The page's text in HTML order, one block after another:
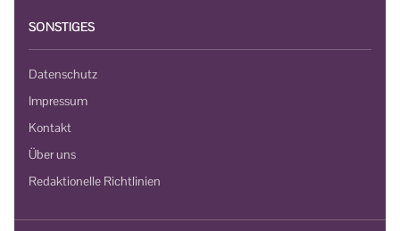
SONSTIGES
Datenschutz
Impressum
Kontakt
Über uns
Redaktionelle Richtlinien